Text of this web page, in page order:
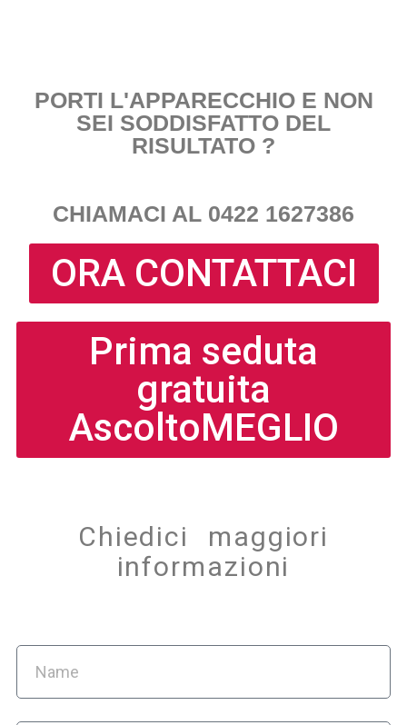
PORTI L'APPARECCHIO E NON
SEI SODDISFATTO DEL
RISULTATO ?
CHIAMACI AL 0422 1627386
ORA CONTATTACI
Prima seduta
gratuita
AscoltoMEGLIO
Chiedici maggiori
informazioni